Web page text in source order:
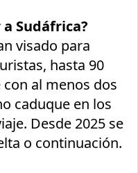
Sudáfrica?
visado para
hasta 90
al menos dos
caduque en los
Desde 2025 se
o continuación.